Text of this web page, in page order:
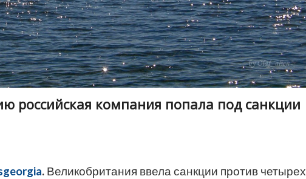
российская компания попала под санкции
. Великобритания ввела санкции против четырех